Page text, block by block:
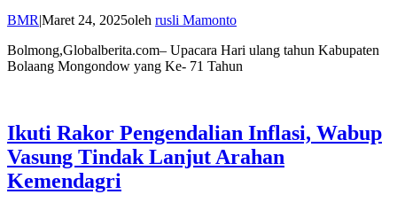
BMR|Maret 24, 2025oleh rusli Mamonto
Bolmong,Globalberita.com– Upacara Hari ulang tahun Kabupaten
Bolaang Mongondow yang Ke- 71 Tahun
Ikuti Rakor Pengendalian Inflasi, Wabup
Vasung Tindak Lanjut Arahan
Kemendagri